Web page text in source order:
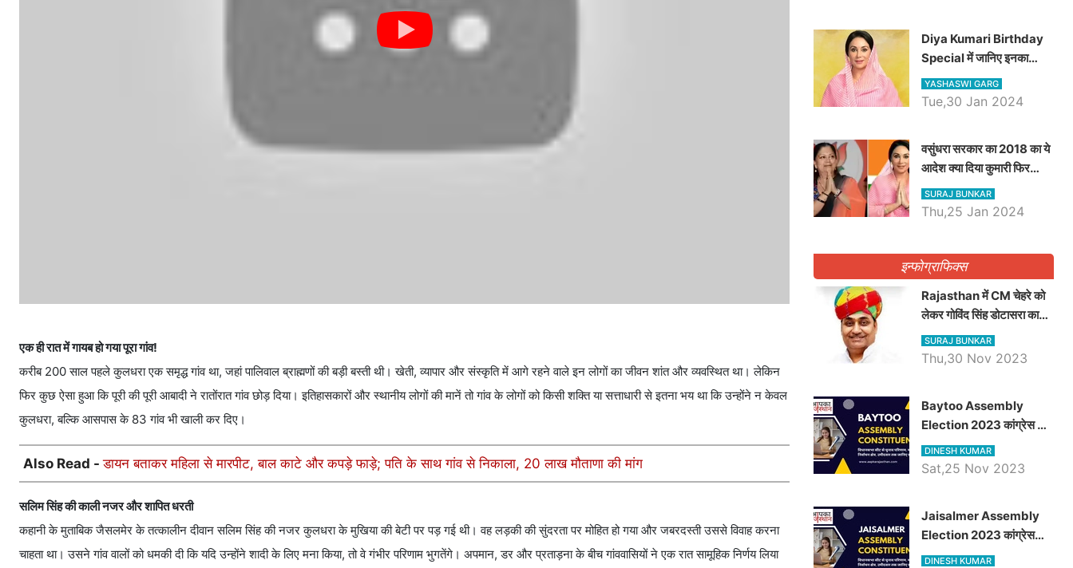
एक ही रात में गायब हो गया पूरा गांव!
करीब 200 साल पहले कुलधरा एक समृद्ध गांव था, जहां पालिवाल ब्राह्मणों की बड़ी बस्ती थी। खेती, व्यापार और संस्कृति में आगे रहने वाले इन लोगों का जीवन शांत और व्यवस्थित था। लेकिन
फिर कुछ ऐसा हुआ कि पूरी की पूरी आबादी ने रातोंरात गांव छोड़ दिया। इतिहासकारों और स्थानीय लोगों की मानें तो गांव के लोगों को किसी शक्ति या सत्ताधारी से इतना भय था कि उन्होंने न केवल
कुलधरा, बल्कि आसपास के 83 गांव भी खाली कर दिए।
Also Read -डायन बताकर महिला से मारपीट, बाल काटे और कपड़े फाड़े; पति के साथ गांव से निकाला, 20 लाख मौताणा की मांग
सलिम सिंह की काली नजर और शापित धरती
कहानी के मुताबिक जैसलमेर के तत्कालीन दीवान सलिम सिंह की नजर कुलधरा के मुखिया की बेटी पर पड़ गई थी। वह लड़की की सुंदरता पर मोहित हो गया और जबरदस्ती उससे विवाह करना
चाहता था। उसने गांव वालों को धमकी दी कि यदि उन्होंने शादी के लिए मना किया, तो वे गंभीर परिणाम भुगतेंगे। अपमान, डर और प्रताड़ना के बीच गांववासियों ने एक रात सामूहिक निर्णय लिया
Diya Kumari Birthday
Special में जानिए इनका
राजकुमारी से राजस्थान की
डिप्टी सीएम बनने तक का सफर,
YASHASWI GARG
Tue,30 Jan 2024
वसुंधरा सरकार का 2018 का ये
आदेश क्या दिया कुमारी फिर
करेंगी लागू? कांग्रेस सरकार ने
किया था निरस्त
SURAJ BUNKAR
Thu,25 Jan 2024
इन्फोग्राफिक्स
Rajasthan में CM चेहरे को
लेकर गोविंद सिंह डोटासरा का
बड़ा बयान आया सामने, जानें
विचार
SURAJ BUNKAR
Thu,30 Nov 2023
Baytoo Assembly
Election 2023 कांग्रेस से
हरीश चौधरी तो बालाराम मुंड होंगे
भाजपा उम्मीदवार, जानिये बायतू
DINESH KUMAR
Sat,25 Nov 2023
​​​​​​​Jaisalmer Assembly
Election 2023 कांग्रेस
रूपा राम मेघवाल तो छोटु सिंह
DINESH KUMAR